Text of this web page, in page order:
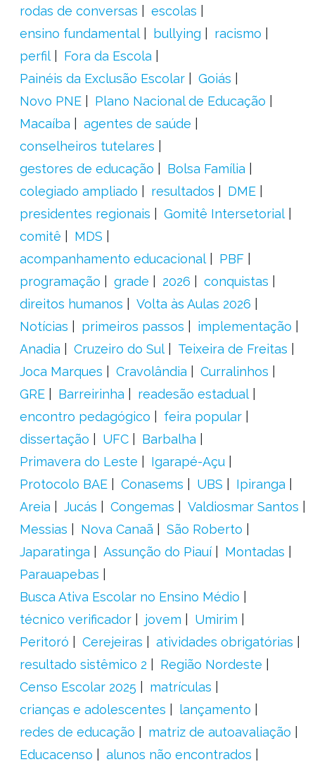
rodas de conversas
escolas
ensino fundamental
bullying
racismo
perfil
Fora da Escola
Painéis da Exclusão Escolar
Goiás
Novo PNE
Plano Nacional de Educação
Macaíba
agentes de saúde
conselheiros tutelares
gestores de educação
Bolsa Família
colegiado ampliado
resultados
DME
presidentes regionais
Gomitê Intersetorial
comitê
MDS
acompanhamento educacional
PBF
programação
grade 2026
conquistas
direitos humanos
Volta às Aulas 2026
Notícias
primeiros passos
implementação
Anadia
Cruzeiro do Sul
Teixeira de Freitas
Joca Marques
Cravolândia
Curralinhos
GRE
Barreirinha
readesão estadual
encontro pedagógico
feira popular
dissertação
UFC
Barbalha
Primavera do Leste
Igarapé-Açu
Protocolo BAE
Conasems UBS
Ipiranga
Areia
Jucás Congemas
Valdiosmar Santos
Messias
Nova Canaã
São Roberto
Japaratinga
Assunção do Piauí
Montadas
Parauapebas
Busca Ativa Escolar no Ensino Médio
técnico verificador
jovem
Umirim
Peritoró
Cerejeiras
atividades obrigatórias
resultado sistêmico 2
Região Nordeste
Censo Escolar 2025
matrículas
crianças e adolescentes
lançamento
redes de educação
matriz de autoavaliação
Educacenso
alunos não encontrados